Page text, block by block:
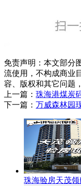
免责声明：本文部分
流使用，不构成商业
容、版权和其它问题
上一篇： 珠海港煤炭
下一篇： 万威森林园
珠海验房天茂